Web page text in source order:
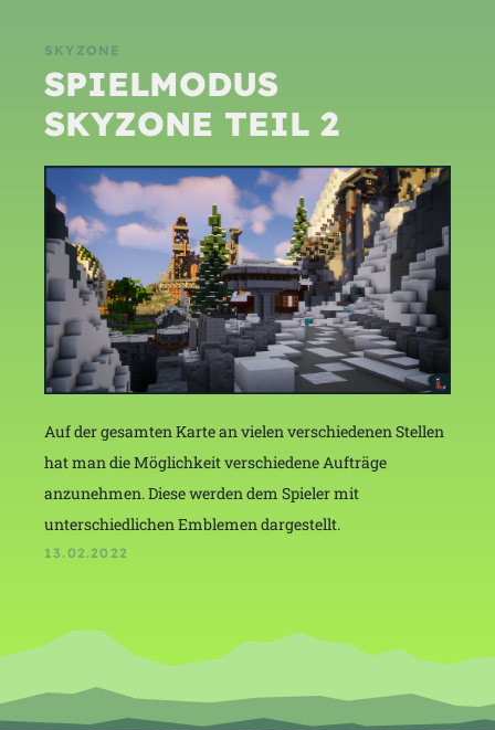
SKYZONE
SPIELMODUS
SKYZONE TEIL 2
Auf der gesamten Karte an vielen verschiedenen Stellen
hat man die Möglichkeit verschiedene Aufträge
anzunehmen. Diese werden dem Spieler mit
unterschiedlichen Emblemen dargestellt.
13.02.2022